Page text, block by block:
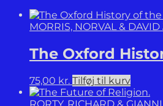
MORRIS, NORVAL &
The Oxford
75,00 kr. Tilføj til kurv
RORTY, RICHARD &